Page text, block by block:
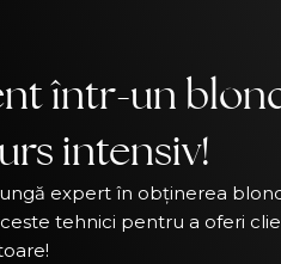
într-un
intensiv!
expert în obținerea
tehnici pentru a oferi